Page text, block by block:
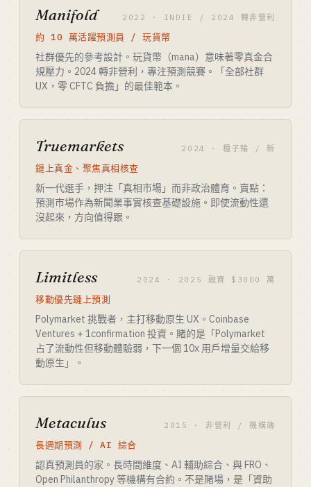
Manifold 2022 · INDIE / 2024 轉非營利
約 10 萬活躍預測員 / 玩貨幣
社群優先的參考設計。玩貨幣（mana）意味著零真金合
規壓力。2024 轉非營利，專注預測競賽。「全部社群
UX，零 CFTC 負擔」的最佳範本。
Truemarkets 2024 · 種子輪 / 新
鏈上真金、聚焦真相核查
新一代選手，押注「真相市場」而非政治體育。賣點：
預測市場作為新聞業事實核查基礎設施。即使流動性還
沒起來，方向值得跟。
Limitless 2024 · 2025 融資 $3000 萬
移動優先鏈上預測
Polymarket 挑戰者，主打移動原生 UX。Coinbase
Ventures + 1confirmation 投資。賭的是「Polymarket
占了流動性但移動體驗弱，下一個 10x 用戶增量交給移
動原生」。
Metaculus 2015 · 非營利 / 機構端
長週期預測 / AI 綜合
認真預測員的家。長時間維度、AI 輔助綜合、與 FRO、
Open Philanthropy 等機構有合約。不是賭場，是「資助